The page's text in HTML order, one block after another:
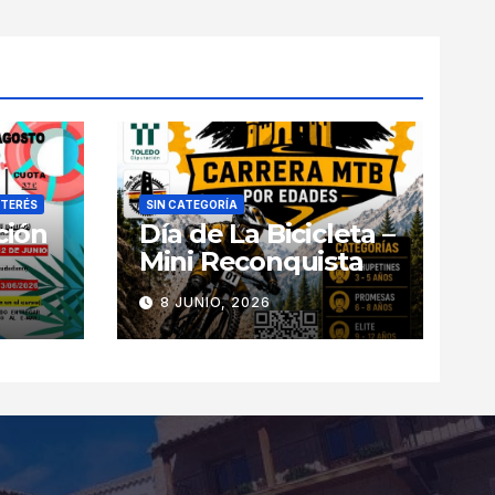
SIN CATEGORÍA
Día de La Bicicleta –
Mini Reconquista
8 JUNIO, 2026